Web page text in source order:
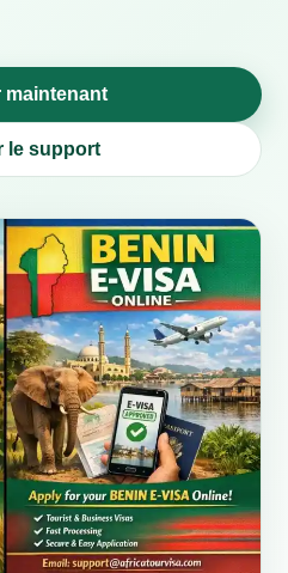
maintenant
le support